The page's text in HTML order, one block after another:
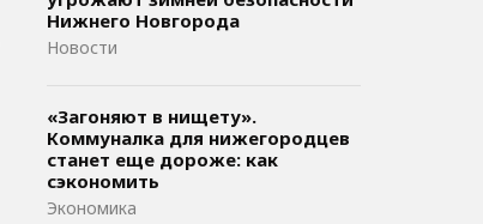
Нижнего Новгорода
Новости
«Загоняют в нищету».
Коммуналка для нижегородцев
станет еще дороже: как
сэкономить
Экономика